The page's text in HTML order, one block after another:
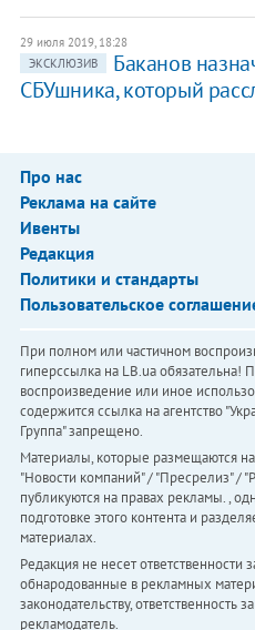
29 июля 2019, 18:28
ЭКСКЛЮЗИВ
Баканов
СБУшника, который
Про нас
Реклама на сайте
Ивенты
Редакция
Политики и стандарты
Пользовательское
При полном или частичном
гиперссылка на LB.ua обязательна!
воспроизведение или иное
содержится ссылка на агентство
Группа" запрещено.
Материалы, которые размещаются
"Новости компаний" / "Пресрелиз" /
публикуются на правах рекламы. ,
подготовке этого контента и
материалах.
Редакция не несет
обнародованные в рекламных
законодательству, ответственность
рекламодатель.